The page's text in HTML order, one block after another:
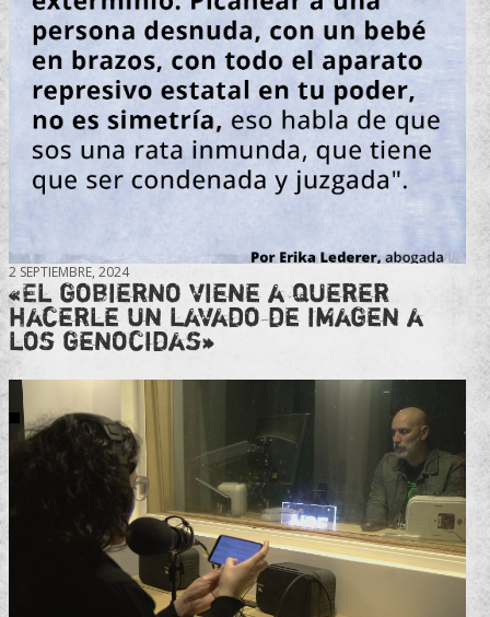
2 SEPTIEMBRE, 2024
«El gobierno viene a querer
hacerle un lavado de imagen a
los genocidas»